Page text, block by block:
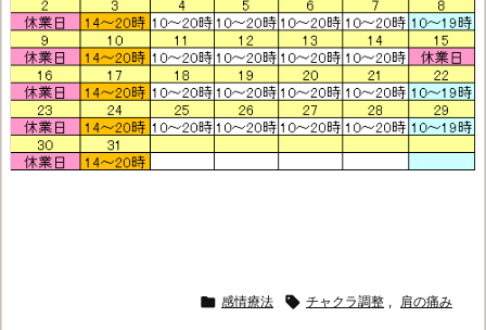
 感情療法  チャクラ調整 , 肩の痛み